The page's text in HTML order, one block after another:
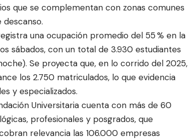
que se complementan con zonas comunes
una ocupación promedio del 55 % en la
sábados, con un total de 3.930 estudiantes
Se proyecta que, en lo corrido del 2025,
los 2.750 matriculados, lo que evidencia
y especializados.
Universitaria cuenta con más de 60
profesionales y posgrados, que
relevancia las 106.000 empresas